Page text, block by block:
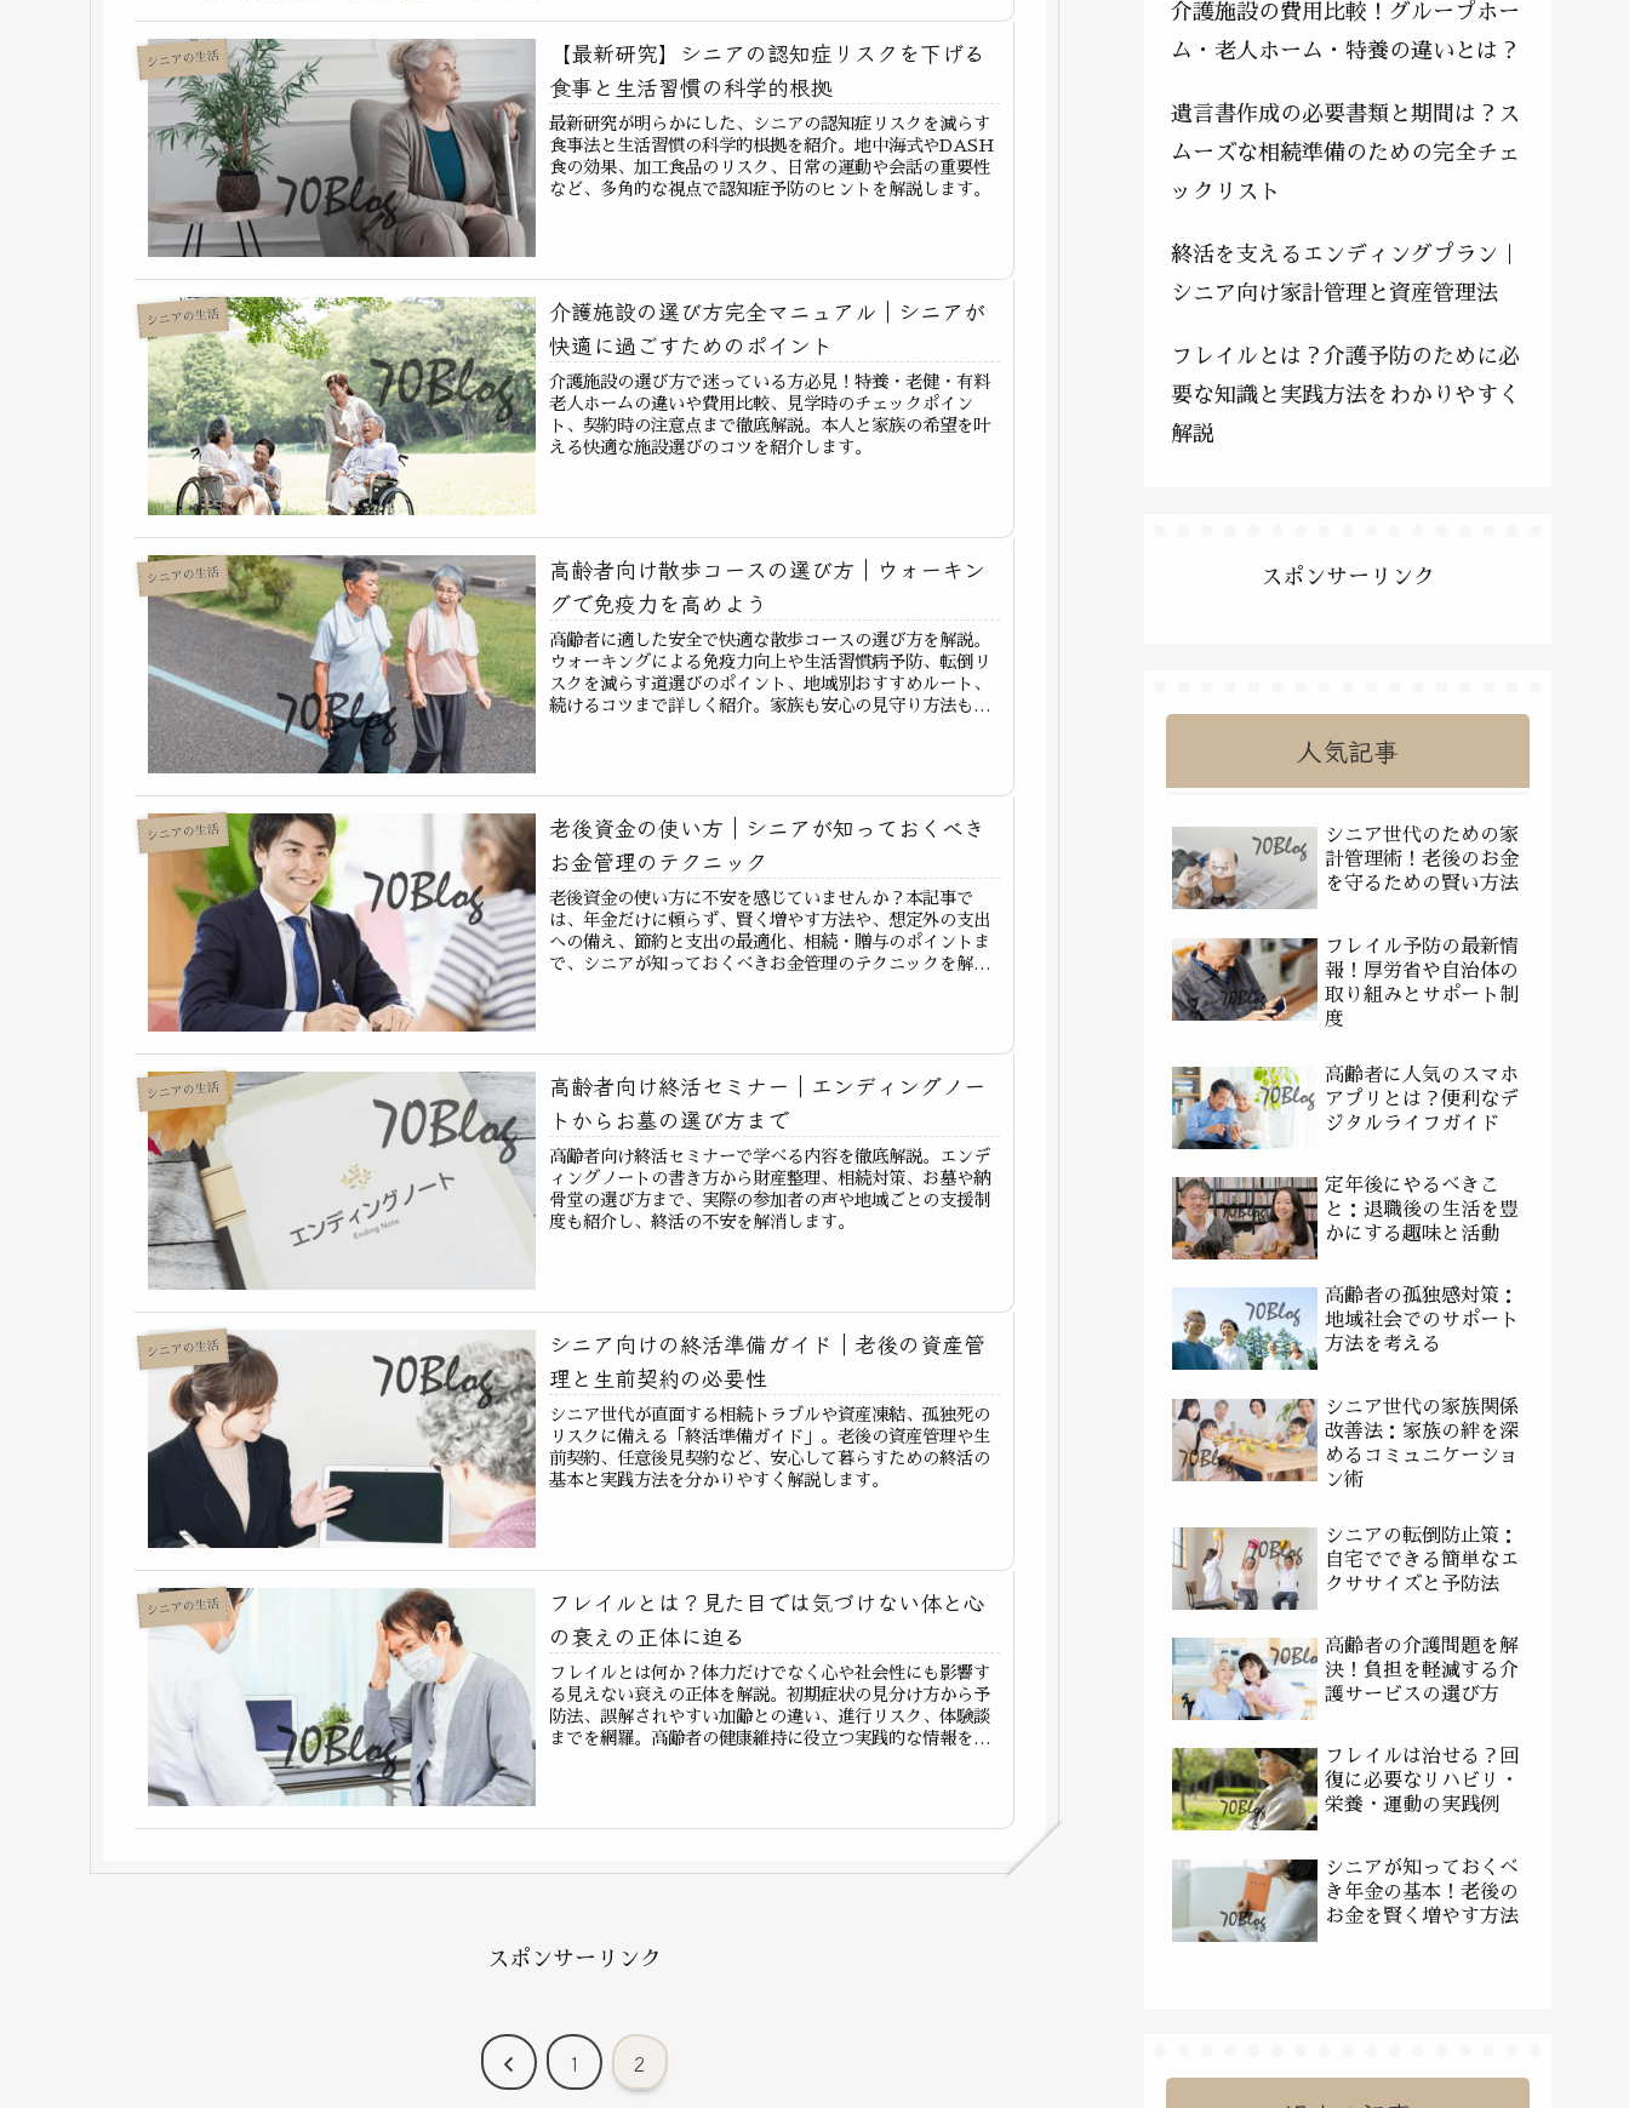
シニアの生活
【最新研究】シニアの認知症リスクを下げる
食事と生活習慣の科学的根拠
最新研究が明らかにした、シニアの認知症リスクを減らす
食事法と生活習慣の科学的根拠を紹介。地中海式やDASH
食の効果、加工食品のリスク、日常の運動や会話の重要性
など、多角的な視点で認知症予防のヒントを解説します。
シニアの生活
介護施設の選び方完全マニュアル｜シニアが
快適に過ごすためのポイント
介護施設の選び方で迷っている方必見！特養・老健・有料
老人ホームの違いや費用比較、見学時のチェックポイン
ト、契約時の注意点まで徹底解説。本人と家族の希望を叶
える快適な施設選びのコツを紹介します。
シニアの生活
高齢者向け散歩コースの選び方｜ウォーキン
グで免疫力を高めよう
高齢者に適した安全で快適な散歩コースの選び方を解説。
ウォーキングによる免疫力向上や生活習慣病予防、転倒リ
スクを減らす道選びのポイント、地域別おすすめルート、
続けるコツまで詳しく紹介。家族も安心の見守り方法も網
シニアの生活
老後資金の使い方｜シニアが知っておくべき
お金管理のテクニック
老後資金の使い方に不安を感じていませんか？本記事で
は、年金だけに頼らず、賢く増やす方法や、想定外の支出
への備え、節約と支出の最適化、相続・贈与のポイントま
で、シニアが知っておくべきお金管理のテクニックを解説
シニアの生活
高齢者向け終活セミナー｜エンディングノー
トからお墓の選び方まで
高齢者向け終活セミナーで学べる内容を徹底解説。エンデ
ィングノートの書き方から財産整理、相続対策、お墓や納
骨堂の選び方まで、実際の参加者の声や地域ごとの支援制
度も紹介し、終活の不安を解消します。
シニアの生活
シニア向けの終活準備ガイド｜老後の資産管
理と生前契約の必要性
シニア世代が直面する相続トラブルや資産凍結、孤独死の
リスクに備える「終活準備ガイド」。老後の資産管理や生
前契約、任意後見契約など、安心して暮らすための終活の
基本と実践方法を分かりやすく解説します。
シニアの生活
フレイルとは？見た目では気づけない体と心
の衰えの正体に迫る
フレイルとは何か？体力だけでなく心や社会性にも影響す
る見えない衰えの正体を解説。初期症状の見分け方から予
防法、誤解されやすい加齢との違い、進行リスク、体験談
までを網羅。高齢者の健康維持に役立つ実践的な情報を紹
スポンサーリンク
前
1 2
介護施設の費用比較！グループホー
ム・老人ホーム・特養の違いとは？
遺言書作成の必要書類と期間は？ス
ムーズな相続準備のための完全チェ
ックリスト
終活を支えるエンディングプラン｜
シニア向け家計管理と資産管理法
フレイルとは？介護予防のために必
要な知識と実践方法をわかりやすく
解説
スポンサーリンク
人気記事
シニア世代のための家
計管理術！老後のお金
を守るための賢い方法
フレイル予防の最新情
報！厚労省や自治体の
取り組みとサポート制
度
高齢者に人気のスマホ
アプリとは？便利なデ
ジタルライフガイド
定年後にやるべきこ
と：退職後の生活を豊
かにする趣味と活動
高齢者の孤独感対策：
地域社会でのサポート
方法を考える
シニア世代の家族関係
改善法：家族の絆を深
めるコミュニケーショ
ン術
シニアの転倒防止策：
自宅でできる簡単なエ
クササイズと予防法
高齢者の介護問題を解
決！負担を軽減する介
護サービスの選び方
フレイルは治せる？回
復に必要なリハビリ・
栄養・運動の実践例
シニアが知っておくべ
き年金の基本！老後の
お金を賢く増やす方法